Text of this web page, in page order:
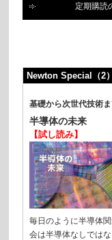
定期購読
Newton Special（2）
基礎から次世代技術
半導体の未来
【試し読み】
毎日のように半導体
会は半導体なしでは